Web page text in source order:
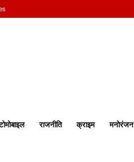
राजनीति क्राइम मनोरंजन